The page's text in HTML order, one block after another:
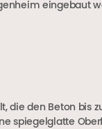
eingebaut
die den Beton bis
spiegelglatte